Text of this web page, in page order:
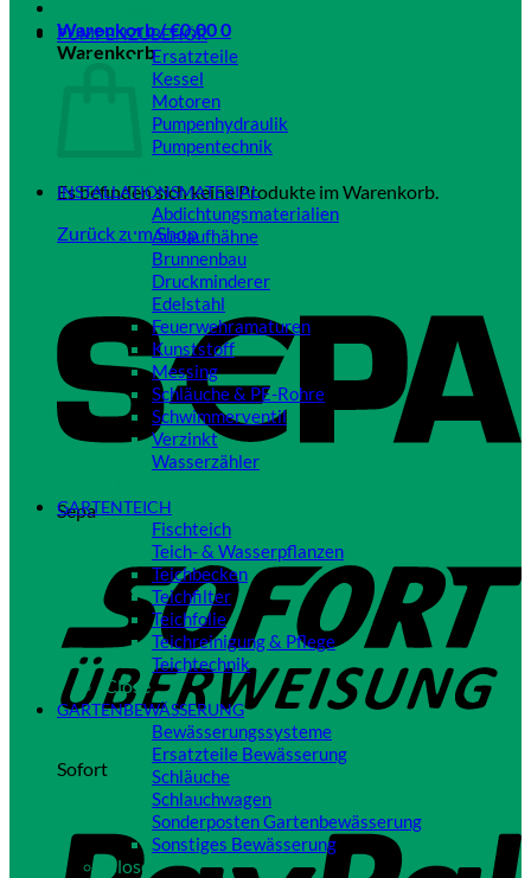
Warenkorb /€0,000
Warenkorb
Es befinden sich keine Produkte im Warenkorb.
Zurück zum Shop
Sepa
Sofort
PUMPENZUBEHÖR
Ersatzteile
Kessel
Motoren
Pumpenhydraulik
Pumpentechnik
INSTALLATIONSMATERIAL
Abdichtungsmaterialien
Auslaufhähne
Brunnenbau
Druckminderer
Edelstahl
Feuerwehramaturen
Kunststoff
Messing
Schläuche & PE-Rohre
Schwimmerventil
Verzinkt
Wasserzähler
GARTENTEICH
Fischteich
Teich- & Wasserpflanzen
Teichbecken
Teichfilter
Teichfolie
Teichreinigung & Pflege
Teichtechnik
Close
GARTENBEWÄSSERUNG
Bewässerungssysteme
Ersatzteile Bewässerung
Schläuche
Schlauchwagen
Sonderposten Gartenbewässerung
Sonstiges Bewässerung
Close